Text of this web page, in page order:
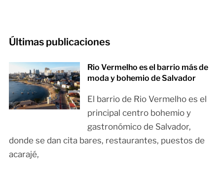
Últimas publicaciones
Rio Vermelho es el barrio más de
moda y bohemio de Salvador
El barrio de Rio Vermelho es el
principal centro bohemio y
gastronómico de Salvador,
donde se dan cita bares, restaurantes, puestos de
acarajé,